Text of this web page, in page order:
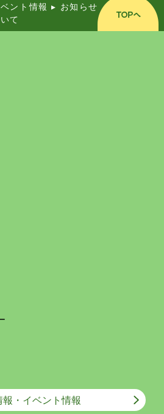
ント情報 ▸ お知らせ
て
報・イベント情報